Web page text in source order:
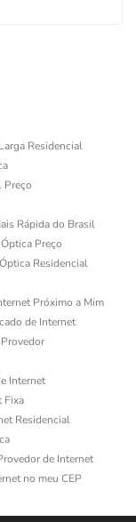
Residencial
Preço
Rápida do Brasil
Preço
Residencial
Próximo a Mim
de Internet
Internet
Fixa
Residencial
de Internet
no meu CEP